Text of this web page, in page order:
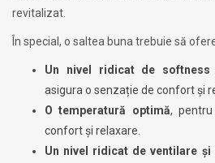
revitalizat.
În special, o saltea buna trebuie să
Un nivel ridicat de softness
asigura o senzație de confort și
O temperatură optimă,
confort și relaxare.
Un nivel ridicat de ventilare și